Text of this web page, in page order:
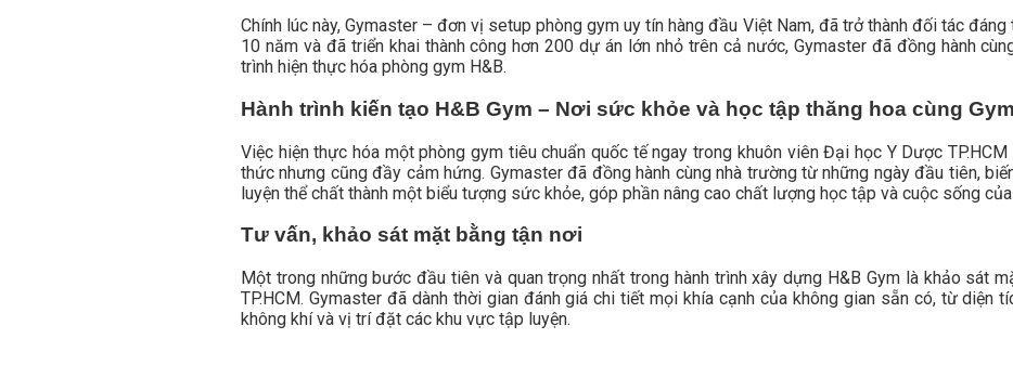
Chính lúc này, Gymaster – đơn vị setup phòng gym uy tín hàng đầu Việt Nam, đã trở thành đối tác đáng
10 năm và đã triển khai thành công hơn 200 dự án lớn nhỏ trên cả nước, Gymaster đã đồng hành
trình hiện thực hóa phòng gym H&B.
Hành trình kiến tạo H&B Gym – Nơi sức khỏe và học tập thăng hoa cùng
Việc hiện thực hóa một phòng gym tiêu chuẩn quốc tế ngay trong khuôn viên Đại học Y Dược
thức nhưng cũng đầy cảm hứng. Gymaster đã đồng hành cùng nhà trường từ những ngày đầu tiên,
luyện thể chất thành một biểu tượng sức khỏe, góp phần nâng cao chất lượng học tập và cuộc sống
Tư vấn, khảo sát mặt bằng tận nơi
Một trong những bước đầu tiên và quan trọng nhất trong hành trình xây dựng H&B Gym là khảo sát
TP.HCM. Gymaster đã dành thời gian đánh giá chi tiết mọi khía cạnh của không gian sẵn có, từ diện
không khí và vị trí đặt các khu vực tập luyện.